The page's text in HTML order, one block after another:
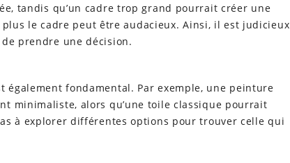
tandis qu’un cadre trop grand pourrait créer une
le cadre peut être audacieux. Ainsi, il est judicieux
prendre une décision.
fondamental. Par exemple, une peinture
minimaliste, alors qu’une toile classique pourrait
à explorer différentes options pour trouver celle qui